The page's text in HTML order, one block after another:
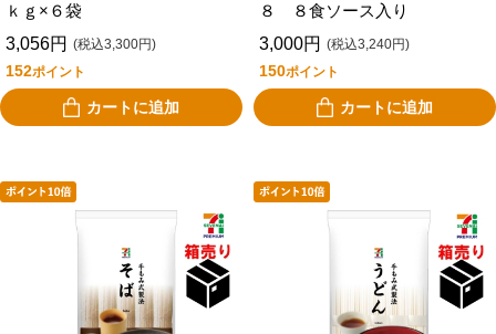
ｋｇ×６袋
3,056円 (税込3,300円)
152ポイント
カートに追加
８ ８食ソース入り
3,000円 (税込3,240円)
150ポイント
カートに追加